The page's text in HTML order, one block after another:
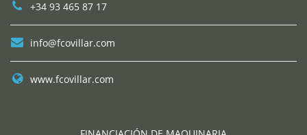
+34 93 465 87 17
info@fcovillar.com
www.fcovillar.com